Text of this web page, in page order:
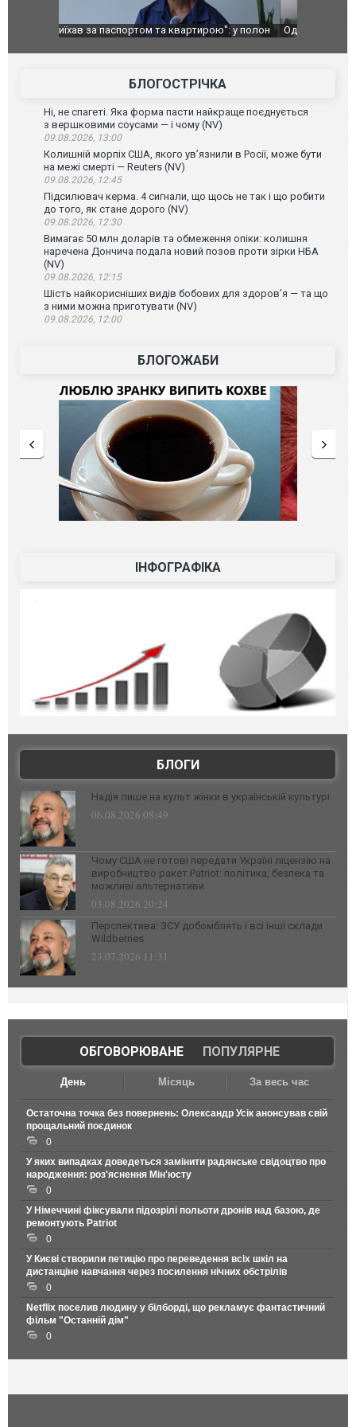
Одесу накрила потужна злива з градом та
Вже
БЛОГОСТРІЧКА
Ні, не спагеті. Яка форма пасти найкраще поєднується
з вершковими соусами — і чому (NV)
09.08.2026, 13:00
Колишній морпіх США, якого ув’язнили в Росії, може бути
на межі смерті — Reuters (NV)
09.08.2026, 12:45
Підсилювач керма. 4 сигнали, що щось не так і що робити
до того, як стане дорого (NV)
09.08.2026, 12:30
Вимагає 50 млн доларів та обмеження опіки: колишня
наречена Дончича подала новий позов проти зірки НБА
(NV)
09.08.2026, 12:15
Шість найкорисніших видів бобових для здоров’я — та що
з ними можна приготувати (NV)
09.08.2026, 12:00
БЛОГОЖАБИ
ІНФОГРАФІКА
БЛОГИ
Надія лише на культ жінки в українській культурі
06.08.2026 08:49
Чому США не готові передати Україні ліцензію на
виробництво ракет Patriot: політика, безпека та
можливі альтернативи
03.08.2026 20:24
Перспектива: ЗСУ добомблять і всі інші склади
Wildberries
23.07.2026 11:31
ОБГОВОРЮВАНЕ| ПОПУЛЯРНЕ
День Місяць За весь час
Остаточна точка без повернень: Олександр Усік анонсував свій
прощальний поєдинок
0
У яких випадках доведеться замінити радянське свідоцтво про
народження: роз'яснення Мін'юсту
0
У Німеччині фіксували підозрілі польоти дронів над базою, де
ремонтують Patriot
0
У Києві створили петицію про переведення всіх шкіл на
дистанціне навчання через посилення нічних обстрілів
0
Netflix поселив людину у білборді, що рекламує фантастичний
фільм "Останній дім"
0